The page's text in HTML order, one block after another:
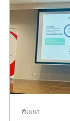
ชีวะ เอกอัคร
ให้เกียรติเป็น
Pavilion อ
สัมมนา